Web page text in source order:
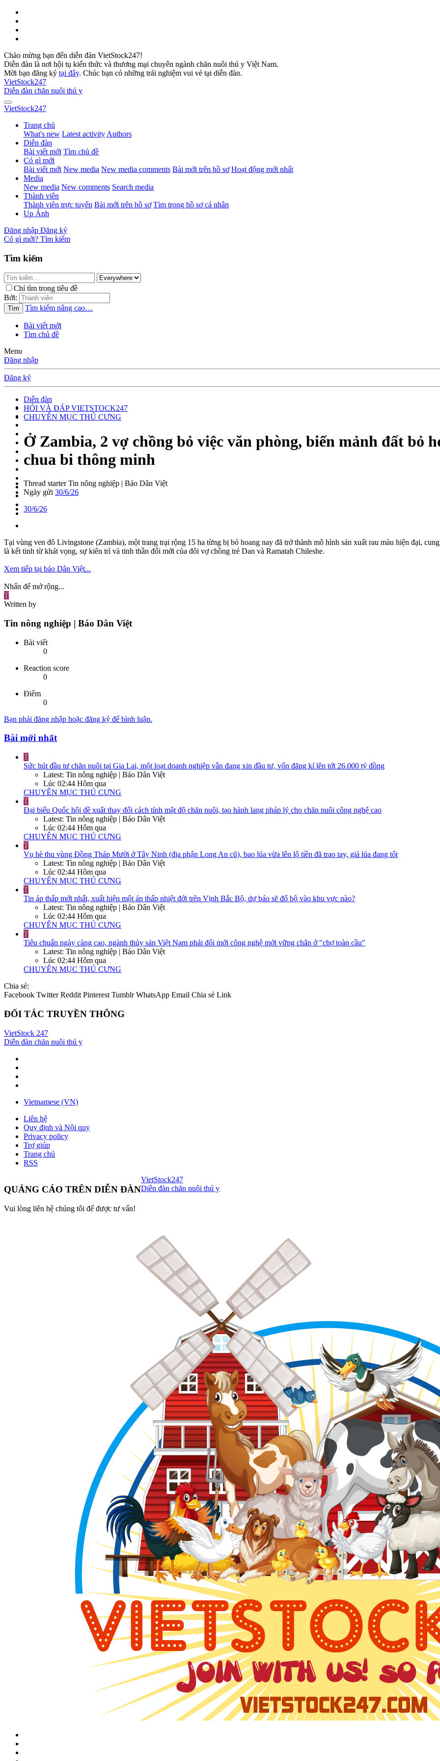
Chào mừng bạn đến diễn đàn VietStock247!
Diễn đàn là nơi hội tụ kiến thức và thương mại chuyên ngành chăn nuôi thú y Việt Nam.
Mời bạn đăng ký tại đây. Chúc bạn có những trải nghiệm vui vẻ tại diễn đàn.
VietStock247
Diễn đàn chăn nuôi thú y
VietStock247
Trang chủ
What's new Latest activity Authors
Diễn đàn
Bài viết mới Tìm chủ đề
Có gì mới
Bài viết mới New media New media comments Bài mới trên hồ sơ Hoạt động mới nhất
Media
New media New comments Search media
Thành viên
Thành viên trực tuyến Bài mới trên hồ sơ Tìm trong hồ sơ cá nhân
Up Ảnh
Đăng nhập Đăng ký
Có gì mới? Tìm kiếm
Tìm kiếm
Chỉ tìm trong tiêu đề
Bởi:
Tìm Tìm kiếm nâng cao…
Bài viết mới
Tìm chủ đề
Menu
Đăng nhập
Đăng ký
Diễn đàn
HỎI VÀ ĐÁP VIETSTOCK247
CHUYÊN MỤC THÚ CƯNG
Ở Zambia, 2 vợ chồng bỏ việc văn phòng, biến mảnh đất bỏ
chua bi thông minh
Thread starter Tin nông nghiệp | Báo Dân Việt
Ngày gửi 30/6/26
30/6/26
Tại vùng ven đô Livingstone (Zambia), một trang trại rộng 15 ha từng bị bỏ hoang nay đã trở thành mô hình sản xuất rau màu hiện đại,
là kết tinh từ khát vọng, sự kiên trì và tinh thần đổi mới của đôi vợ chồng trẻ Dan và Ramatah Chileshe.
Xem tiếp tại báo Dân Việt...
Nhấn để mở rộng...
T
Written by
Tin nông nghiệp | Báo Dân Việt
Bài viết
0
Reaction score
0
Điểm
0
Bạn phải đăng nhập hoặc đăng ký để bình luận.
Bài mới nhất
T
Sức hút đầu tư chăn nuôi tại Gia Lai, một loạt doanh nghiệp vẫn đang xin đầu tư, vốn đăng kí lên tới 26.000 tỷ đồng
Latest: Tin nông nghiệp | Báo Dân Việt
Lúc 02:44 Hôm qua
CHUYÊN MỤC THÚ CƯNG
T
Đại biểu Quốc hội đề xuất thay đổi cách tính mật độ chăn nuôi, tạo hành lang pháp lý cho chăn nuôi công nghệ cao
Latest: Tin nông nghiệp | Báo Dân Việt
Lúc 02:44 Hôm qua
CHUYÊN MỤC THÚ CƯNG
T
Vụ hè thu vùng Đồng Tháp Mười ở Tây Ninh (địa phận Long An cũ), bao lúa vừa lên lộ tiền đã trao tay, giá lúa đang tốt
Latest: Tin nông nghiệp | Báo Dân Việt
Lúc 02:44 Hôm qua
CHUYÊN MỤC THÚ CƯNG
T
Tin áp thấp mới nhất, xuất hiện một áp thấp nhiệt đới trên Vịnh Bắc Bộ, dự báo sẽ đổ bộ vào khu vực nào?
Latest: Tin nông nghiệp | Báo Dân Việt
Lúc 02:44 Hôm qua
CHUYÊN MỤC THÚ CƯNG
T
Tiêu chuẩn ngày càng cao, ngành thủy sản Việt Nam phải đổi mới công nghệ mới vững chân ở "chợ toàn cầu"
Latest: Tin nông nghiệp | Báo Dân Việt
Lúc 02:44 Hôm qua
CHUYÊN MỤC THÚ CƯNG
Chia sẻ:
Facebook Twitter Reddit Pinterest Tumblr WhatsApp Email Chia sẻ Link
ĐỐI TÁC TRUYỀN THÔNG
VietStock 247
Diễn đàn chăn nuôi thú y
Vietnamese (VN)
Liên hệ
Quy định và Nội quy
Privacy policy
Trợ giúp
Trang chủ
RSS
QUẢNG CÁO TRÊN DIỄN ĐÀN
Vui lòng liên hệ chúng tôi để được tư vấn!
VietStock247
Diễn đàn chăn nuôi thú y